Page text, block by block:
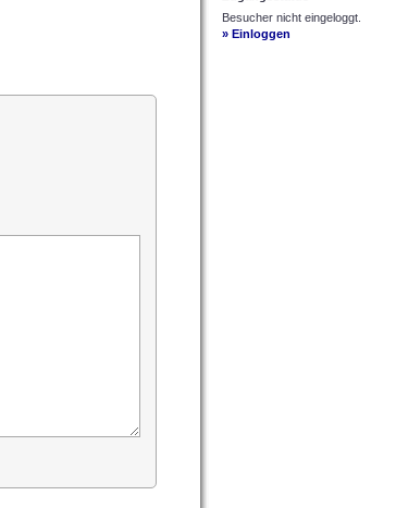
Besucher nicht eingeloggt.
» Einloggen